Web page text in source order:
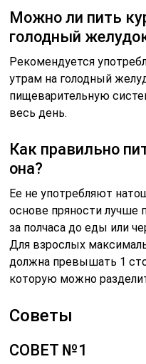
Можно ли пить
голодный
Рекомендуется
утрам на голодный
пищеварительную
весь день.
Как правильно
она?
Ее не употребляют
основе пряности лучше
за полчаса до еды или
Для взрослых
должна превышать 1
которую можно
Советы
СОВЕТ №1